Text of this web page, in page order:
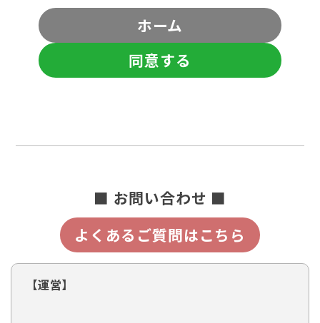
ホーム
同意する
■ お問い合わせ ■
よくあるご質問はこちら
【運営】